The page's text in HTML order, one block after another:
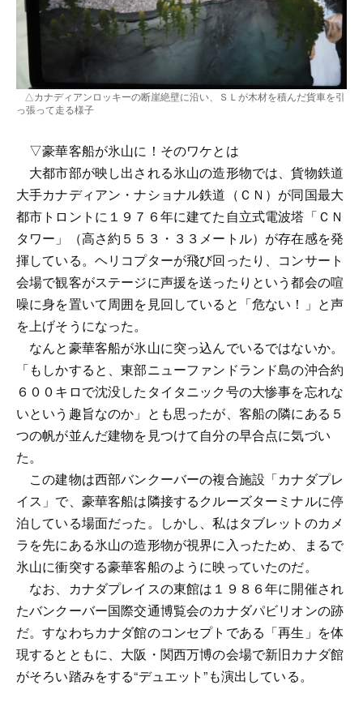
△カナディアンロッキーの断崖絶壁に沿い、ＳＬが木材を積んだ貨車を引
っ張って走る様子
▽豪華客船が氷山に！そのワケとは
大都市部が映し出される氷山の造形物では、貨物鉄道
大手カナディアン・ナショナル鉄道（ＣＮ）が同国最大
都市トロントに１９７６年に建てた自立式電波塔「ＣＮ
タワー」（高さ約５５３・３３メートル）が存在感を発
揮している。ヘリコプターが飛び回ったり、コンサート
会場で観客がステージに声援を送ったりという都会の喧
噪に身を置いて周囲を見回していると「危ない！」と声
を上げそうになった。
なんと豪華客船が氷山に突っ込んでいるではないか。
「もしかすると、東部ニューファンドランド島の沖合約
６００キロで沈没したタイタニック号の大惨事を忘れな
いという趣旨なのか」とも思ったが、客船の隣にある５
つの帆が並んだ建物を見つけて自分の早合点に気づい
た。
この建物は西部バンクーバーの複合施設「カナダプレ
イス」で、豪華客船は隣接するクルーズターミナルに停
泊している場面だった。しかし、私はタブレットのカメ
ラを先にある氷山の造形物が視界に入ったため、まるで
氷山に衝突する豪華客船のように映っていたのだ。
なお、カナダプレイスの東館は１９８６年に開催され
たバンクーバー国際交通博覧会のカナダパビリオンの跡
だ。すなわちカナダ館のコンセプトである「再生」を体
現するとともに、大阪・関西万博の会場で新旧カナダ館
がそろい踏みをする“デュエット”も演出している。